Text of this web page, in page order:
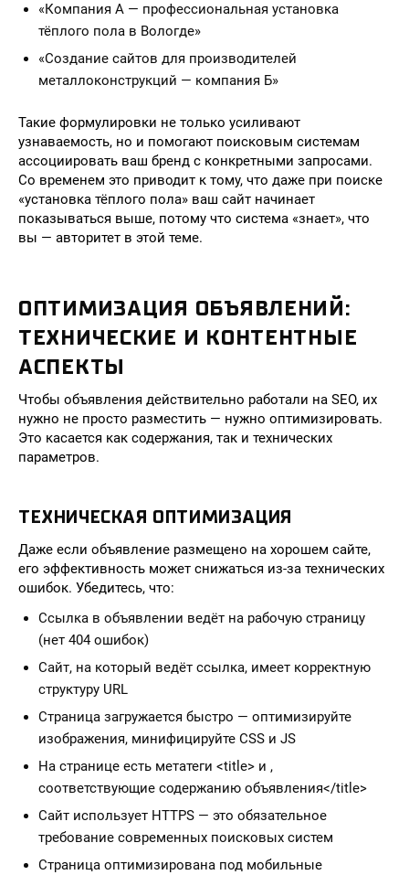
«Компания А — профессиональная установка
тёплого пола в Вологде»
«Создание сайтов для производителей
металлоконструкций — компания Б»
Такие формулировки не только усиливают
узнаваемость, но и помогают поисковым системам
ассоциировать ваш бренд с конкретными запросами.
Со временем это приводит к тому, что даже при поиске
«установка тёплого пола» ваш сайт начинает
показываться выше, потому что система «знает», что
вы — авторитет в этой теме.
ОПТИМИЗАЦИЯ ОБЪЯВЛЕНИЙ:
ТЕХНИЧЕСКИЕ И КОНТЕНТНЫЕ
АСПЕКТЫ
Чтобы объявления действительно работали на SEO, их
нужно не просто разместить — нужно оптимизировать.
Это касается как содержания, так и технических
параметров.
ТЕХНИЧЕСКАЯ ОПТИМИЗАЦИЯ
Даже если объявление размещено на хорошем сайте,
его эффективность может снижаться из-за технических
ошибок. Убедитесь, что:
Ссылка в объявлении ведёт на рабочую страницу
(нет 404 ошибок)
Сайт, на который ведёт ссылка, имеет корректную
структуру URL
Страница загружается быстро — оптимизируйте
изображения, минифицируйте CSS и JS
На странице есть метатеги <title> и ,
соответствующие содержанию объявления</title>
Сайт использует HTTPS — это обязательное
требование современных поисковых систем
Страница оптимизирована под мобильные